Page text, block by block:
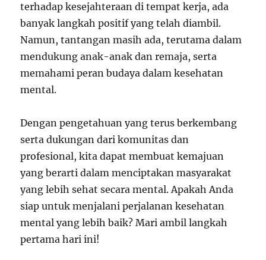
terhadap kesejahteraan di tempat kerja, ada
banyak langkah positif yang telah diambil.
Namun, tantangan masih ada, terutama dalam
mendukung anak-anak dan remaja, serta
memahami peran budaya dalam kesehatan
mental.
Dengan pengetahuan yang terus berkembang
serta dukungan dari komunitas dan
profesional, kita dapat membuat kemajuan
yang berarti dalam menciptakan masyarakat
yang lebih sehat secara mental. Apakah Anda
siap untuk menjalani perjalanan kesehatan
mental yang lebih baik? Mari ambil langkah
pertama hari ini!